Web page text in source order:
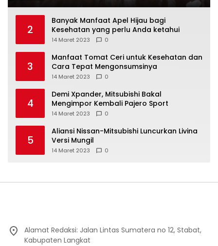
2
Banyak Manfaat Apel Hijau bagi
Kesehatan yang perlu Anda ketahui
14 Maret 2023 0
3
Manfaat Tomat Ceri untuk Kesehatan dan
Cara Tepat Mengonsumsinya
14 Maret 2023 0
4
Demi Xpander, Mitsubishi Bakal
Mengimpor Kembali Pajero Sport
14 Maret 2023 0
5
Aliansi Nissan-Mitsubishi Luncurkan Livina
Versi Mungil
14 Maret 2023 0
Alamat Redaksi: Jalan Lintas Sumatera no 12, Stabat,
Kabupaten Langkat